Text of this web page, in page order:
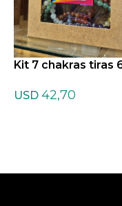
Kit 7 chakras tiras
USD 42,70